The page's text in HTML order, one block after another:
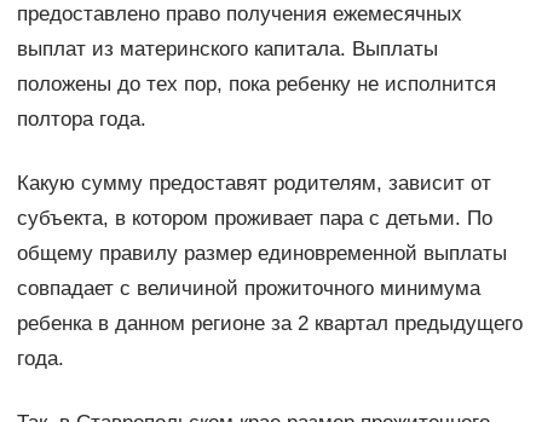
предоставлено право получения ежемесячных
выплат из материнского капитала. Выплаты
положены до тех пор, пока ребенку не исполнится
полтора года.
Какую сумму предоставят родителям, зависит от
субъекта, в котором проживает пара с детьми. По
общему правилу размер единовременной выплаты
совпадает с величиной прожиточного минимума
ребенка в данном регионе за 2 квартал предыдущего
года.